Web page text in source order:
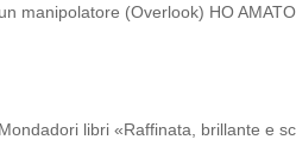
manipolatore (Overlook) HO
libri «Raffinata, brillante e